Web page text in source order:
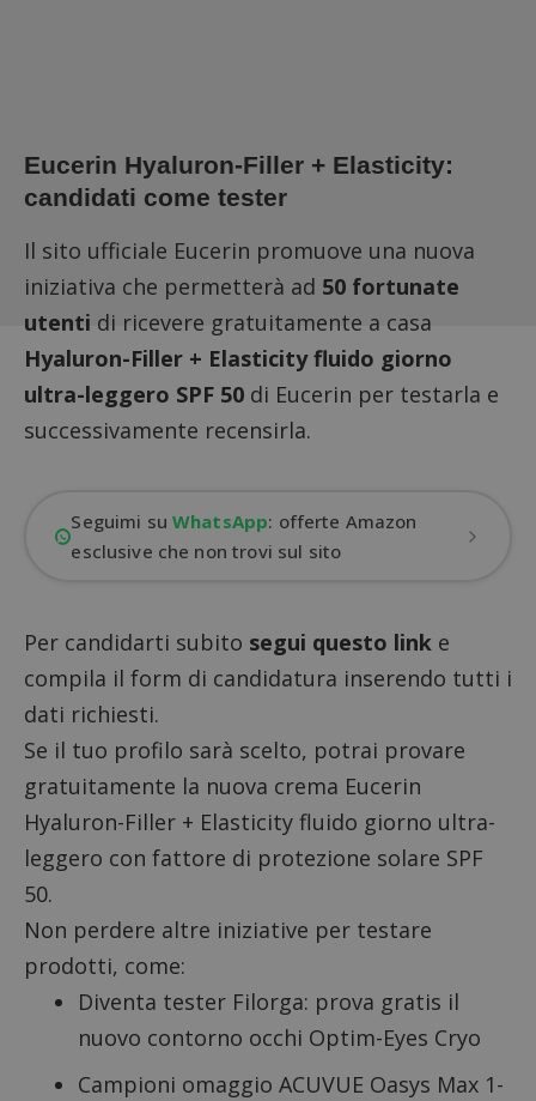
Eucerin Hyaluron-Filler + Elasticity:
candidati come tester
Il sito ufficiale Eucerin promuove una nuova
iniziativa che permetterà ad 50 fortunate
utenti di ricevere gratuitamente a casa
Hyaluron-Filler + Elasticity fluido giorno
ultra-leggero SPF 50 di Eucerin per testarla e
successivamente recensirla.
Seguimi suWhatsApp: offerte Amazon
esclusive che non trovi sul sito
Per candidarti subito segui questo link e
compila il form di candidatura inserendo tutti i
dati richiesti.
Se il tuo profilo sarà scelto, potrai provare
gratuitamente la nuova crema Eucerin
Hyaluron-Filler + Elasticity fluido giorno ultra-
leggero con fattore di protezione solare SPF
50.
Non perdere altre iniziative per testare
prodotti, come:
Diventa tester Filorga: prova gratis il
nuovo contorno occhi Optim-Eyes Cryo
Campioni omaggio ACUVUE Oasys Max 1-